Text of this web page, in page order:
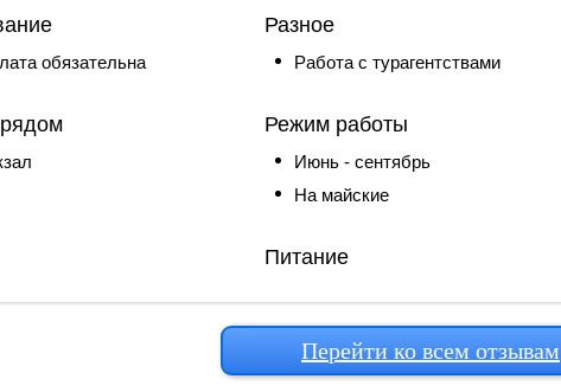
обязательна
Разное
Работа с турагентствами
Режим работы
Июнь - сентябрь
На майские
Питание
Перейти ко всем отзывам